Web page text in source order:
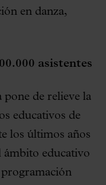
en danza,
asistentes
de relieve la
educativos de
los últimos años
ámbito educativo